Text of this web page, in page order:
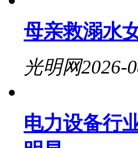
母亲救溺水
光明网2026-
电力设备行